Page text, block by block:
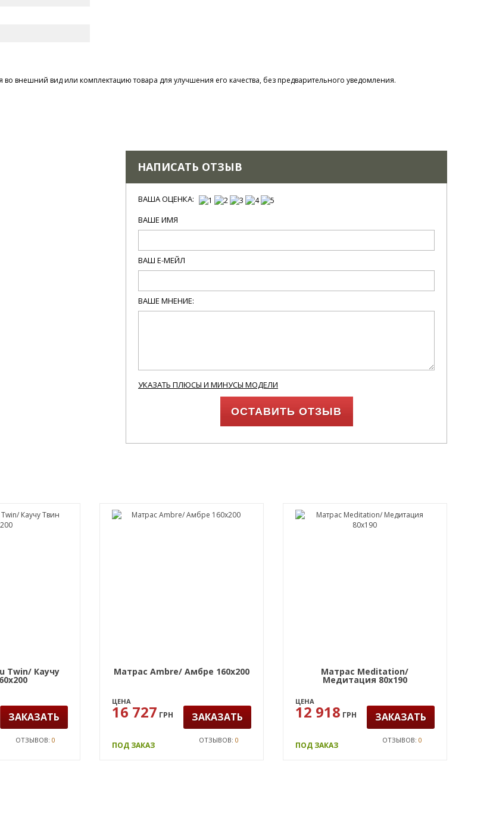
внешний вид или комплектацию товара для улучшения его качества, без предварительного уведомления.
НАПИСАТЬ ОТЗЫВ
ВАША ОЦЕНКА:
ВАШЕ ИМЯ
ВАШ Е-МЕЙЛ
ВАШЕ МНЕНИЕ:
УКАЗАТЬ ПЛЮСЫ И МИНУСЫ МОДЕЛИ
ОСТАВИТЬ ОТЗЫВ
Twin/ Каучу
ЗАКАЗАТЬ
ОТЗЫВОВ:0
Матрас Ambre/ Амбре 160х200
ЦЕНА
16 727 ГРН ЗАКАЗАТЬ
ПОД ЗАКАЗ
ОТЗЫВОВ:0
Матрас Meditation/
Медитация 80х190
ЦЕНА
12 918 ГРН ЗАКАЗАТЬ
ПОД ЗАКАЗ
ОТЗЫВОВ:0